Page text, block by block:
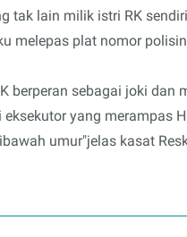
tak lain milik istri RK
melepas plat nomor
berperan sebagai joki dan
eksekutor yang merampas
umur"jelas kasat